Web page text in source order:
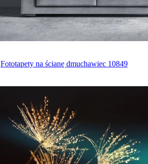
Fototapety na ścianę dmuchawiec 10849